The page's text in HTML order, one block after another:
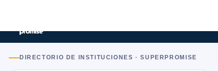
DIRECTORIO DE INSTITUCIONES · SUPERPROMISE